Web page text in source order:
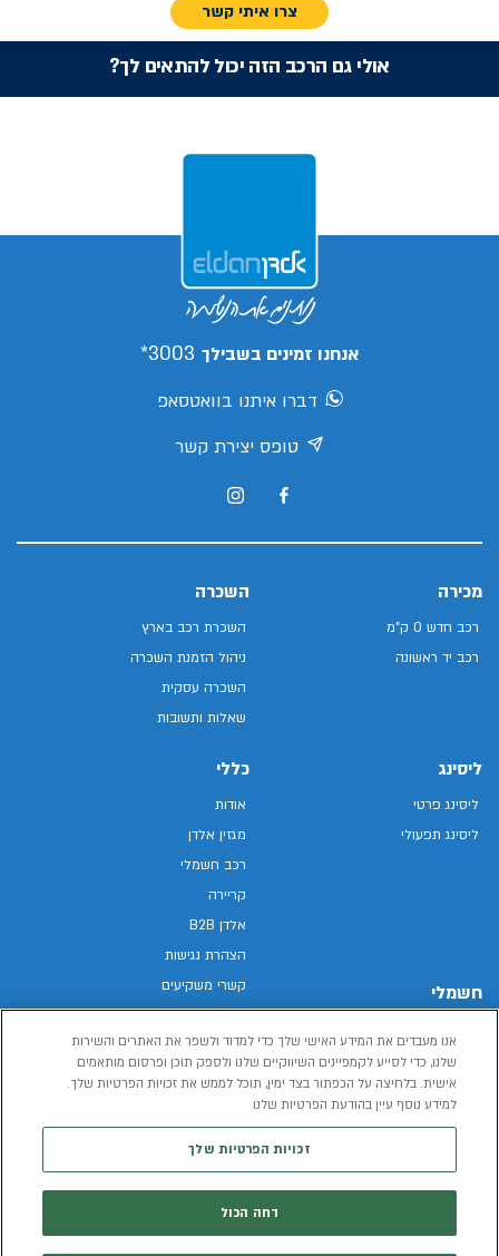
צרו איתי קשר
אולי גם הרכב הזה יכול להתאים לך?
אנחנו זמינים בשבילך 3003*
דברו איתנו בוואטסאפ
טופס יצירת קשר
מכירה
רכב חדש 0 ק"מ
רכב יד ראשונה
השכרה
השכרת רכב בארץ
ניהול הזמנת השכרה
השכרה עסקית
שאלות ותשובות
ליסינג
ליסינג פרטי
ליסינג תפעולי
חשמלי
רכב חשמלי
הכל על רכב חשמלי
כללי
אודות
מגזין אלדן
רכב חשמלי
קריירה
אלדן B2B
הצהרת נגישות
קשרי משקיעים
מפת האתר
מדיניות פרטיות
תנאי שימוש
המידע שיימסר על ידך במהלך השימוש באתר יישמר וישמש את אלדן, או צד שלישי,
אנו מעבדים את המידע האישי שלך כדי למדוד ולשפר את האתרים והשירות
שלנו, כדי לסייע לקמפיינים השיווקיים שלנו ולספק תוכן ופרסום מותאמים
אישית. בלחיצה על הכפתור בצד ימין, תוכל לממש את זכויות הפרטיות שלך.
למידע נוסף עיין בהודעת הפרטיות שלנו
זכויות הפרטיות שלך
דחה הכול